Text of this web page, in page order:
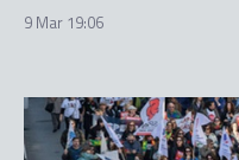
9 Mar 19:06